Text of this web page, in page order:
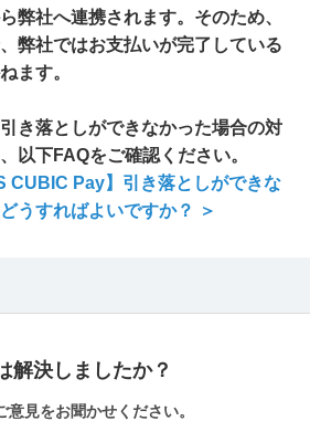
弊社へ連携されます。そのため、
弊社ではお支払いが完了している
ます。
き落としができなかった場合の対
以下FAQをご確認ください。
CUBIC Pay】引き落としができな
うすればよいですか？ ＞
解決しましたか？
意見をお聞かせください。